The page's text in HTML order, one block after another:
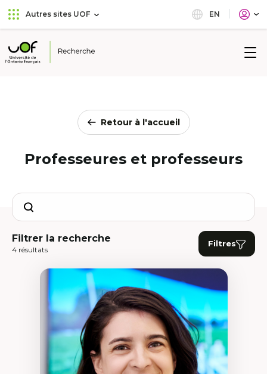
Aller
au
principal
Passer
au
Autres sites UOF EN
Université
Retour à l'accueil
Professeures et professeurs
Search
Filtrer la recherche
4 résultats
Filtres